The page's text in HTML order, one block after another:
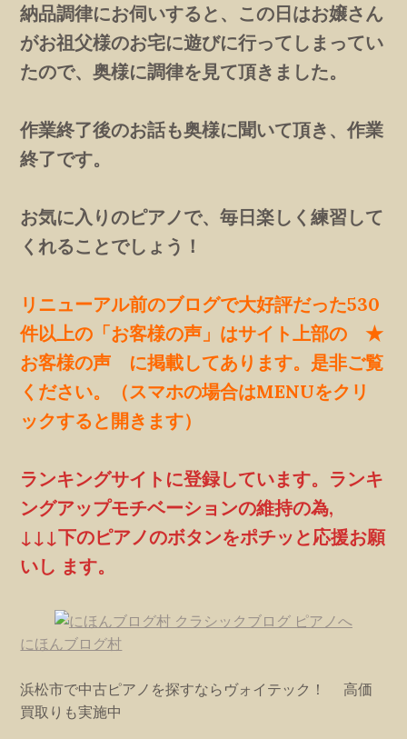
納品調律にお伺いすると、この日はお嬢さん
がお祖父様のお宅に遊びに行ってしまってい
たので、奥様に調律を見て頂きました。
作業終了後のお話も奥様に聞いて頂き、作業
終了です。
お気に入りのピアノで、毎日楽しく練習して
くれることでしょう！
リニューアル前のブログで大好評だった530
件以上の「お客様の声」はサイト上部の ★
お客様の声 に掲載してあります。是非ご覧
ください。（スマホの場合はMENUをクリ
ックすると開きます）
ランキングサイトに登録しています。ランキ
ングアップモチベーションの維持の為,
↓↓↓下のピアノのボタンをポチッと応援お願
いし ます。
にほんブログ村
浜松市で中古ピアノを探すならヴォイテック！ 高価
買取りも実施中